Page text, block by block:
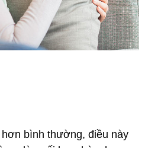
bình thường, điều này